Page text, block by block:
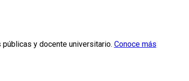
y docente universitario. Conoce más